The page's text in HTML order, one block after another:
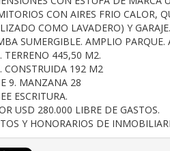
CON AIRES FRIO CALOR,
COMO LAVADERO) Y
SUMERGIBLE. AMPLIO PARQUE.
TERRENO 445,50 M2.
CONSTRUIDA 192 M2
9. MANZANA 28
ESCRITURA.
USD 280.000 LIBRE DE GASTOS.
Y HONORARIOS DE